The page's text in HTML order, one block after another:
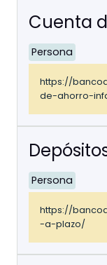
Cuenta
Persona
https://
de-ahorro-
Persona
https://
-a-plazo/